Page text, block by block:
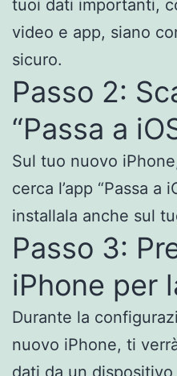
tuoi dati importanti,
video e app, siano
sicuro.
Passo 2:
“Passa a
Sul tuo nuovo
cerca l’app “Passa a
installala anche sul
Passo 3:
iPhone per
Durante la
nuovo iPhone, ti
dati da un